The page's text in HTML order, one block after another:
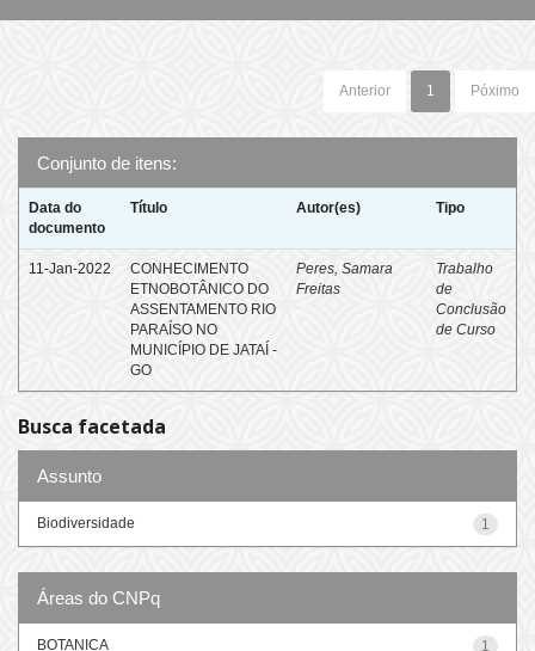
Anterior 1 Póximo
Conjunto de itens:
Data do
documento
Título Autor(es) Tipo
11-Jan-2022
CONHECIMENTO
ETNOBOTÂNICO DO
ASSENTAMENTO RIO
PARAÍSO NO
MUNICÍPIO DE JATAÍ -
GO
Peres, Samara
Freitas
Trabalho
de
Conclusão
de Curso
Busca facetada
Assunto
1
Biodiversidade
Áreas do CNPq
1
BOTANICA